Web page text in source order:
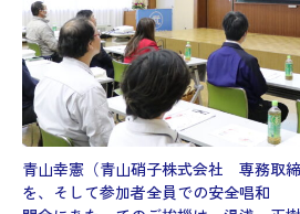
青山幸憲（青山硝子株式会社 専務取
を、そして参加者全員での安全唱和